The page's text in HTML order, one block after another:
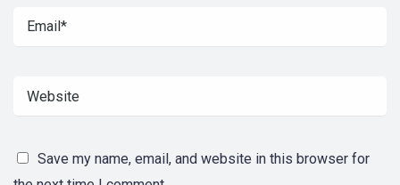
Save my name, email, and website in this browser for